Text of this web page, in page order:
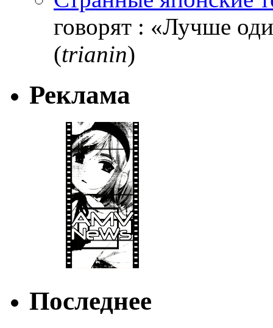
говорят : «Лучше
(trianin)
Реклама
Последнее